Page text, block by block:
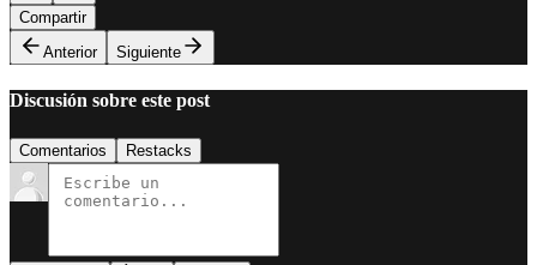
Compartir
Anterior
Siguiente
Discusión sobre este post
Comentarios Restacks